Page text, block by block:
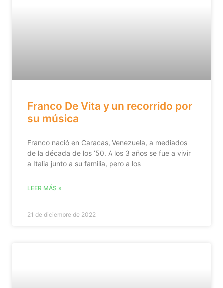
Franco De Vita y un recorrido por
su música
Franco nació en Caracas, Venezuela, a mediados
de la década de los ’50. A los 3 años se fue a vivir
a Italia junto a su familia, pero a los
LEER MÁS »
21 de diciembre de 2022